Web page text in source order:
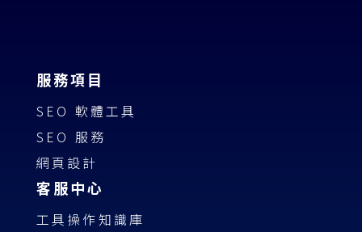
服務項目
SEO 軟體工具
SEO 服務
網頁設計
客服中心
工具操作知識庫